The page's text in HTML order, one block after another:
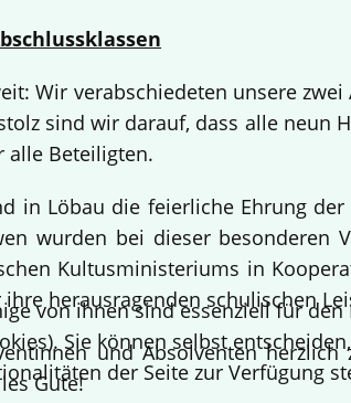
Wir verabschiedeten unsere
sind wir darauf, dass alle
alle Beteiligten.
in Löbau die feierliche Ehrung
wurden bei dieser besonderen
Kultusministeriums in
herausragenden schulischen
und Absolventen
Gute!
von ihnen sind essenziell für
Sie können selbst
der Seite zur Verfügung